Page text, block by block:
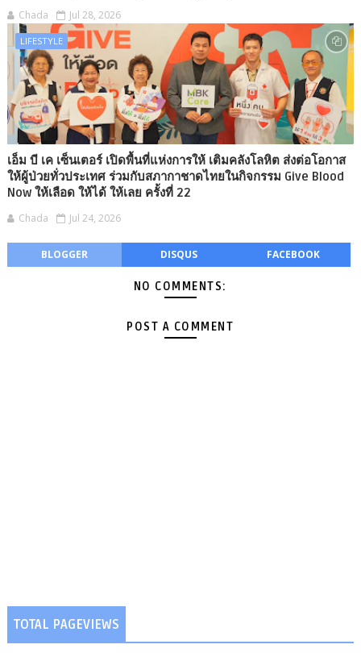
Chada Jul 28, 2026
LIFESTYLE
เอ็ม บี เค เซ็นเตอร์ เปิดพื้นที่แห่งการให้ เติมคลังโลหิต ส่งต่อโอกาส
ให้ผู้ป่วยทั่วประเทศ ร่วมกับสภากาชาดไทยในกิจกรรม Give Blood
Now ให้เลือด ให้ได้ ให้เลย ครั้งที่ 22
Chada Jul 24, 2026
BLOGGER DISQUS FACEBOOK
NO COMMENTS:
POST A COMMENT
TOTAL PAGEVIEWS